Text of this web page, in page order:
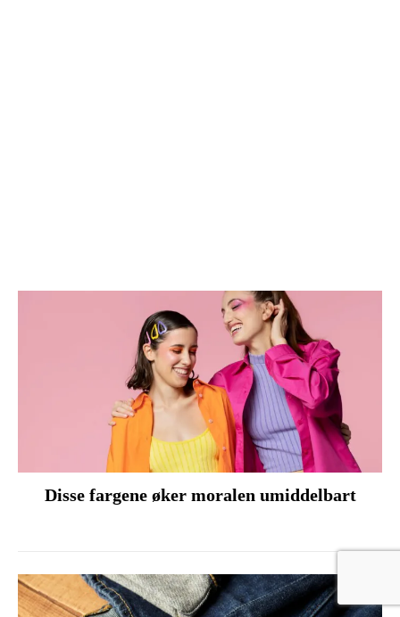
Disse fargene øker moralen umiddelbart